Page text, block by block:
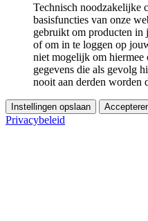
Technisch noodzakelijke
basisfuncties van onze
gebruikt om producten in
of om in te loggen op
niet mogelijk om hiermee
gegevens die als gevolg
nooit aan derden worden
Instellingen opslaan
Privacybeleid